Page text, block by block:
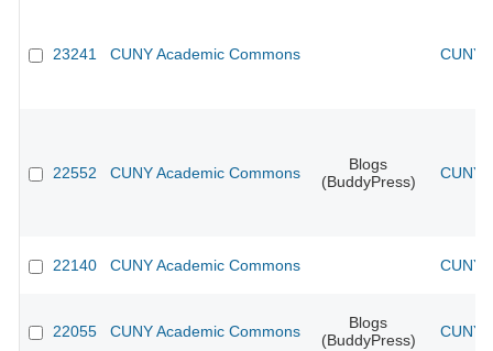
23241 CUNY Academic Commons CUNY
22552 CUNY Academic Commons
Blogs
(BuddyPress)
CUNY
22140 CUNY Academic Commons CUNY
22055 CUNY Academic Commons
Blogs
(BuddyPress)
CUNY